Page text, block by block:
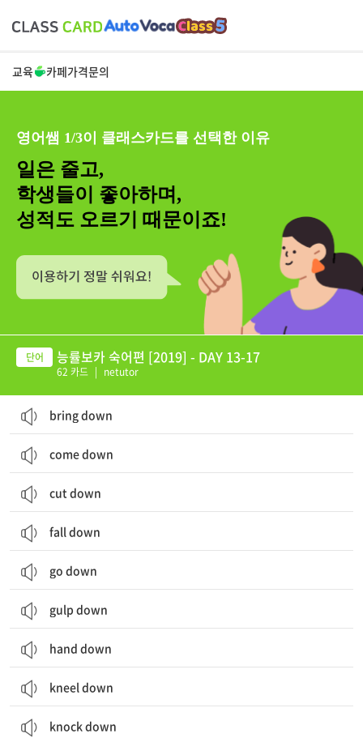
교육 카페가격문의
영어쌤 1/3이 클래스카드를 선택한 이유
일은 줄고,
학생들이 좋아하며,
성적도 오르기 때문이죠!
능률보카 숙어편 [2019] - DAY 13-17
62 카드 | netutor
bring down
come down
cut down
fall down
go down
gulp down
hand down
kneel down
knock down